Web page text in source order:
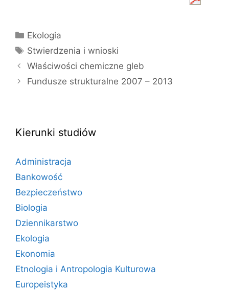
Kategorie
Ekologia
Tagi
Stwierdzenia i wnioski
Właściwości chemiczne gleb
Fundusze strukturalne 2007 – 2013
Kierunki studiów
Administracja
Bankowość
Bezpieczeństwo
Biologia
Dziennikarstwo
Ekologia
Ekonomia
Etnologia i Antropologia Kulturowa
Europeistyka